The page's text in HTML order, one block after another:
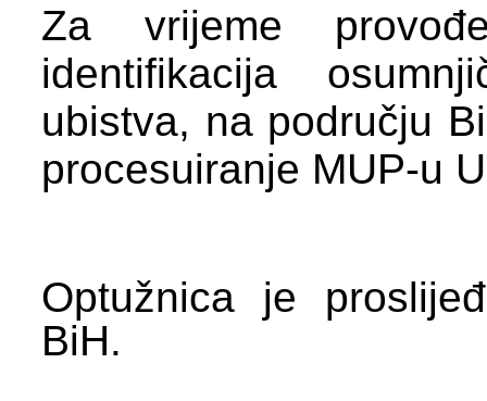
Za vrijeme
identifikacija
ubistva, na području
procesuiranje MUP-u
Optužnica je
BiH.